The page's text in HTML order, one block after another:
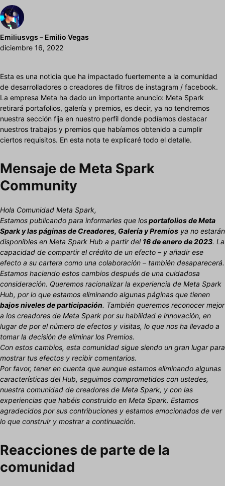
Emiliusvgs – Emilio Vegas
diciembre 16, 2022
Esta es una noticia que ha impactado fuertemente a la comunidad
de desarrolladores o creadores de filtros de instagram / facebook.
La empresa Meta ha dado un importante anuncio: Meta Spark
retirará portafolios, galería y premios, es decir, ya no tendremos
nuestra sección fija en nuestro perfil donde podíamos destacar
nuestros trabajos y premios que habíamos obtenido a cumplir
ciertos requisitos. En esta nota te explicaré todo el detalle.
Mensaje de Meta Spark
Community
Hola Comunidad Meta Spark,
Estamos publicando para informarles que losportafolios de Meta
Spark y las páginas de Creadores, Galería y Premios ya no estarán
disponibles en Meta Spark Hub a partir del 16 de enero de 2023. La
capacidad de compartir el crédito de un efecto – y añadir ese
efecto a su cartera como una colaboración – también desaparecerá.
Estamos haciendo estos cambios después de una cuidadosa
consideración. Queremos racionalizar la experiencia de Meta Spark
Hub, por lo que estamos eliminando algunas páginas que tienen
bajos niveles de participación. También queremos reconocer mejor
a los creadores de Meta Spark por su habilidad e innovación, en
lugar de por el número de efectos y visitas, lo que nos ha llevado a
tomar la decisión de eliminar los Premios.
Con estos cambios, esta comunidad sigue siendo un gran lugar para
mostrar tus efectos y recibir comentarios.
Por favor, tener en cuenta que aunque estamos eliminando algunas
características del Hub, seguimos comprometidos con ustedes,
nuestra comunidad de creadores de Meta Spark, y con las
experiencias que habéis construido en Meta Spark. Estamos
agradecidos por sus contribuciones y estamos emocionados de ver
lo que construir y mostrar a continuación.
Reacciones de parte de la
comunidad